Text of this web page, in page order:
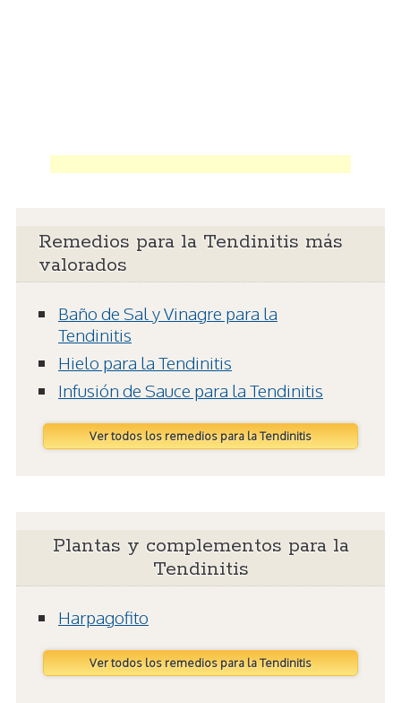
Remedios para la Tendinitis más
valorados
Baño de Sal y Vinagre para la
Tendinitis
Hielo para la Tendinitis
Infusión de Sauce para la Tendinitis
Ver todos los remedios para la Tendinitis
Plantas y complementos para la
Tendinitis
Harpagofito
Ver todos los remedios para la Tendinitis